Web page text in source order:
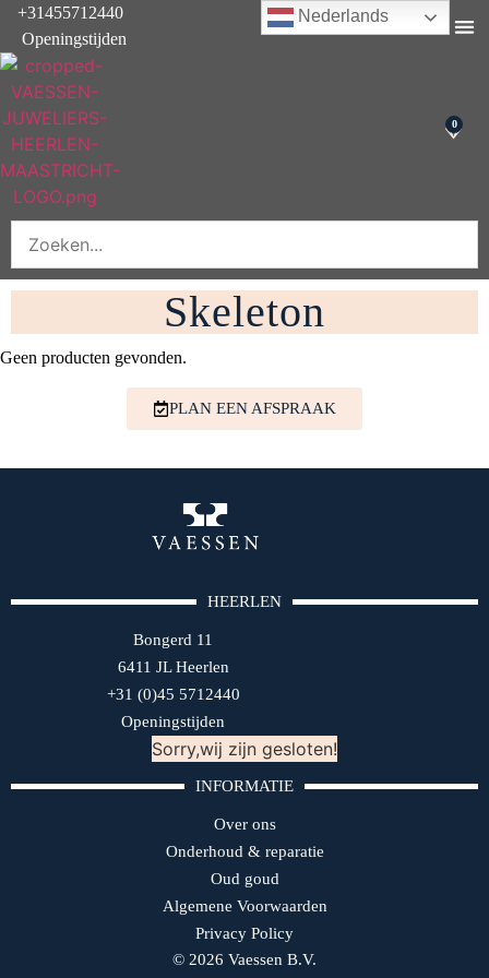
+31455712440
Openingstijden
0
Skeleton
Geen producten gevonden.
PLAN EEN AFSPRAAK
HEERLEN
Bongerd 11
6411 JL Heerlen
+31 (0)45 5712440
Openingstijden
Sorry,wij zijn gesloten!
INFORMATIE
Over ons
Onderhoud & reparatie
Oud goud
Algemene Voorwaarden
Privacy Policy
© 2026 Vaessen B.V.
Nederlands